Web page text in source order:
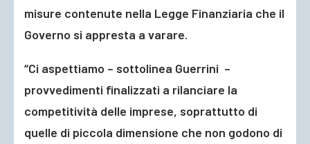
misure contenute nella Legge Finanziaria che il
Governo si appresta a varare.
“Ci aspettiamo – sottolinea Guerrini –
provvedimenti finalizzati a rilanciare la
competitività delle imprese, soprattutto di
quelle di piccola dimensione che non godono di